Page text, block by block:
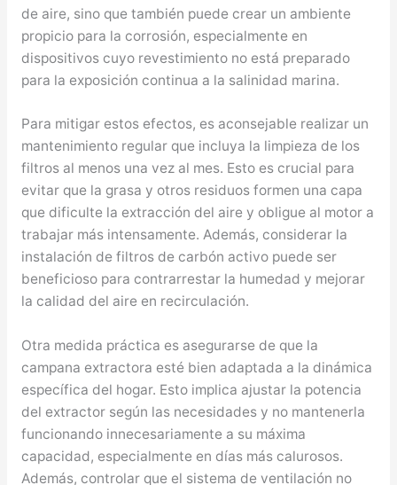
de aire, sino que también puede crear un ambiente
propicio para la corrosión, especialmente en
dispositivos cuyo revestimiento no está preparado
para la exposición continua a la salinidad marina.
Para mitigar estos efectos, es aconsejable realizar un
mantenimiento regular que incluya la limpieza de los
filtros al menos una vez al mes. Esto es crucial para
evitar que la grasa y otros residuos formen una capa
que dificulte la extracción del aire y obligue al motor a
trabajar más intensamente. Además, considerar la
instalación de filtros de carbón activo puede ser
beneficioso para contrarrestar la humedad y mejorar
la calidad del aire en recirculación.
Otra medida práctica es asegurarse de que la
campana extractora esté bien adaptada a la dinámica
específica del hogar. Esto implica ajustar la potencia
del extractor según las necesidades y no mantenerla
funcionando innecesariamente a su máxima
capacidad, especialmente en días más calurosos.
Además, controlar que el sistema de ventilación no